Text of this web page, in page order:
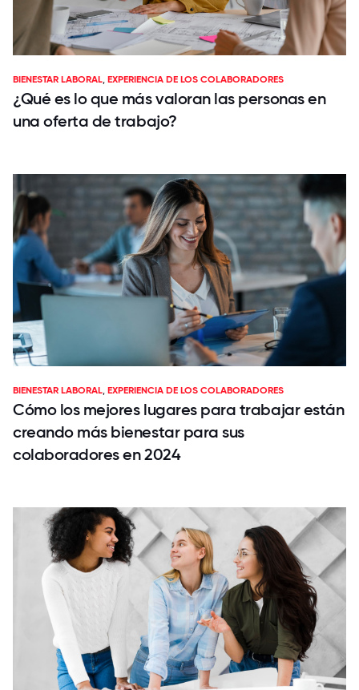
BIENESTAR LABORAL,EXPERIENCIA DE LOS COLABORADORES
¿Qué es lo que más valoran las personas en
una oferta de trabajo?
BIENESTAR LABORAL,EXPERIENCIA DE LOS COLABORADORES
Cómo los mejores lugares para trabajar están
creando más bienestar para sus
colaboradores en 2024